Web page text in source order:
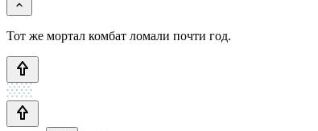
Тот же мортал комбат ломали почти год.